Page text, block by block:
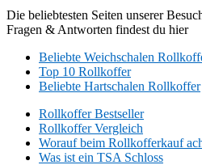
Die beliebtesten Seiten unserer
Fragen & Antworten findest du hier
Beliebte Weichschalen
Top 10 Rollkoffer
Beliebte Hartschalen Rollkoffer
Rollkoffer Bestseller
Rollkoffer Vergleich
Worauf beim Rollkofferkauf
Was ist ein TSA Schloss